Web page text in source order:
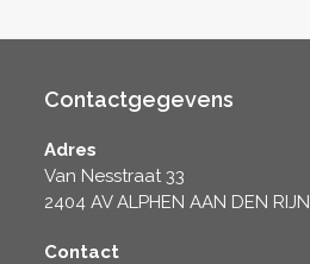
Contactgegevens
Adres
Van Nesstraat 33
2404 AV ALPHEN AAN DEN RIJN
Contact